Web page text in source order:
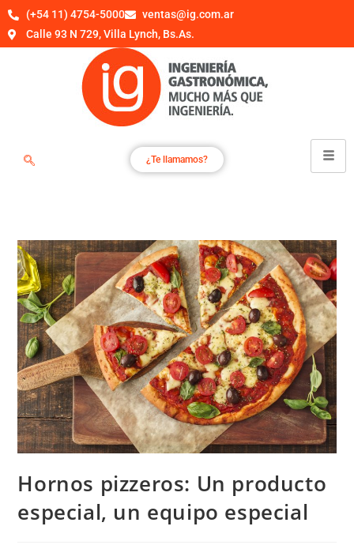
(+54 11) 4754-5000
ventas@ig.com.ar
Calle 93 N 729, Villa Lynch, Bs.As.
¿Te llamamos?
Hornos pizzeros: Un producto
especial, un equipo especial